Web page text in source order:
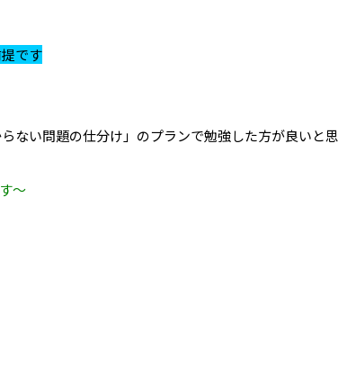
です
ない問題の仕分け」のプランで勉強した方が良いと思
～